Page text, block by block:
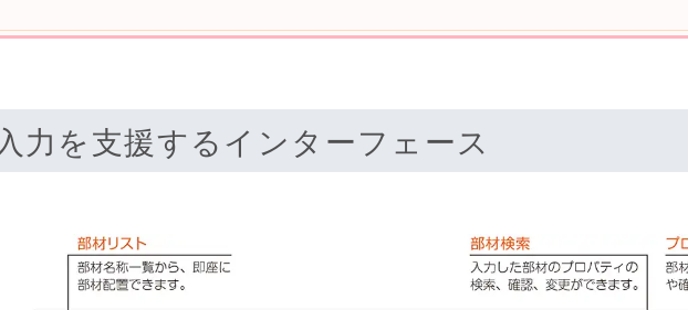
力を支援するインターフェース